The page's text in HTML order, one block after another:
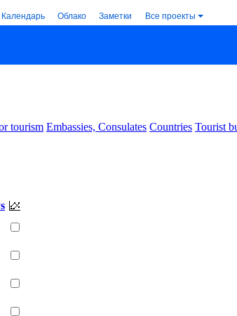
Календарь Облако Заметки Все проекты
tourism Embassies, Consulates Countries Tourist